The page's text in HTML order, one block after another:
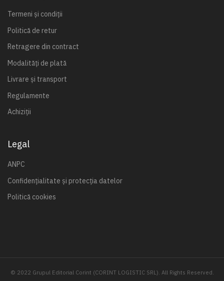
Termeni și condiții
Politică de retur
Retragere din contract
Modalități de plată
Livrare și transport
Regulamente
Achiziții
Legal
ANPC
Confidențialitate și protecția datelor
Politică cookies
© 2022 Grupul Editorial Corint (CORINT LOGISTIC SRL). All Rights Reserved.